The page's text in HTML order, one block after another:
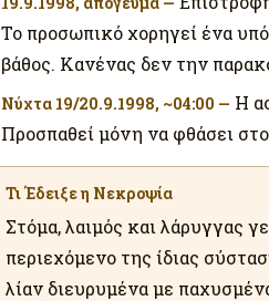
Το προσωπικό χορηγεί ένα
βάθος. Κανένας δεν την
Νύχτα 19/20.9.1998, ~04:00 — Η
Προσπαθεί μόνη να φθάσει
Τι Έδειξε η Νεκροψία
Στόμα, λαιμός και λάρυγγας
περιεχόμενο της ίδιας
λίαν διευρυμένα με